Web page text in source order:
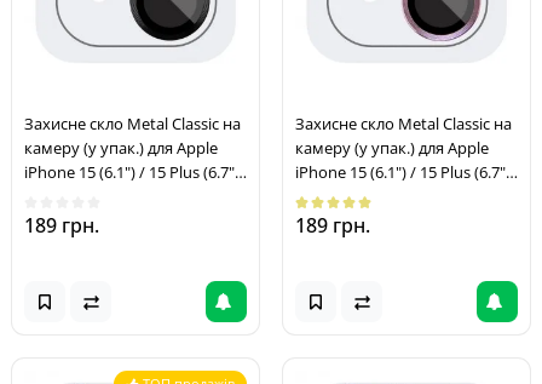
Захисне скло Metal Classic на
камеру (у упак.) для Apple
iPhone 15 (6.1") / 15 Plus (6.7")
189 грн.
Захисне скло Metal Classic на
камеру (у упак.) для Apple
iPhone 15 (6.1") / 15 Plus (6.7")
Рожевий / Pink
189 грн.